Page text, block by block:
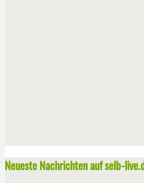
Neueste Nachrichten auf selb-